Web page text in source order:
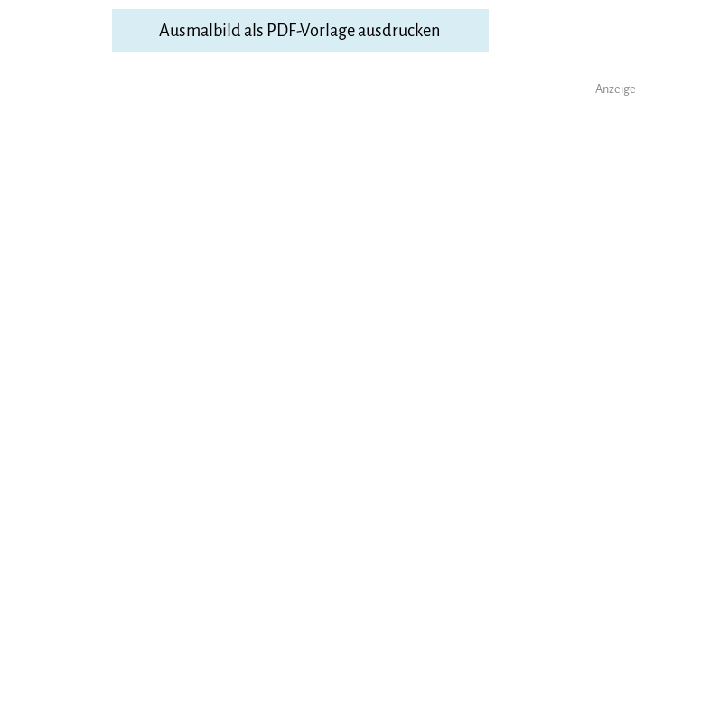
Ausmalbild als PDF-Vorlage ausdrucken
Anzeige